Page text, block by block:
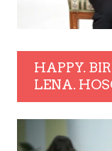
HAPPY.
LENA.